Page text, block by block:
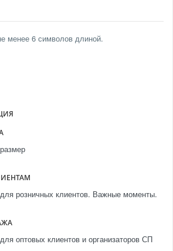
менее 6 символов длиной.
розничных клиентов. Важные моменты.
оптовых клиентов и организаторов СП